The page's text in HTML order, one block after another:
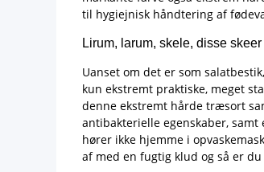
til hygiejnisk håndtering af
Lirum, larum, skele, disse
Uanset om det er som
kun ekstremt praktiske, meget
denne ekstremt hårde træsort
antibakterielle egenskaber,
hører ikke hjemme i
af med en fugtig klud og så er du